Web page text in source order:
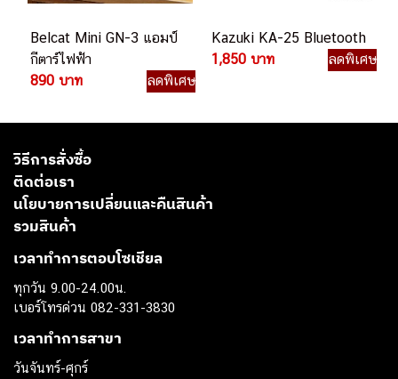
Belcat Mini GN-3 แอมป์
กีตาร์ไฟฟ้า
890 บาท
ลดพิเศษ
Kazuki KA-25 Bluetooth
1,850 บาท
ลดพิเศษ
วิธีการสั่งซื้อ
ติดต่อเรา
นโยบายการเปลี่ยนและคืนสินค้า
รวมสินค้า
เวลาทำการตอบโซเชียล
ทุกวัน 9.00-24.00น.
เบอร์โทรด่วน 082-331-3830
เวลาทำการสาขา
วันจันทร์-ศุกร์